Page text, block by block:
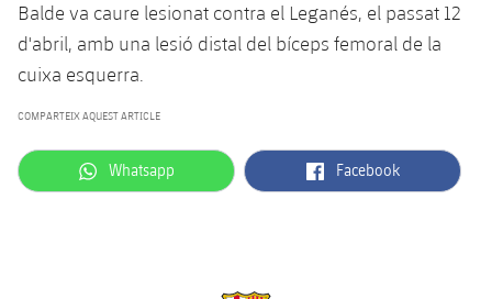
Jugadors
Fotos
Palmarès
Història
Classificació
Infantil
Aleví
Actualitat
Calendari
Entrades
Barça Atlètic
plusicon
més
Calendari
plusicon
més
Actualitat
Campus Estiu
Balde va caure lesionat contra el Leganés, el passat 12
d'abril, amb una lesió distal del bíceps femoral de la
cuixa esquerra.
COMPARTEIX AQUEST ARTICLE
label.aria.whatsapp
Whatsapp label.aria.facebook
Facebook